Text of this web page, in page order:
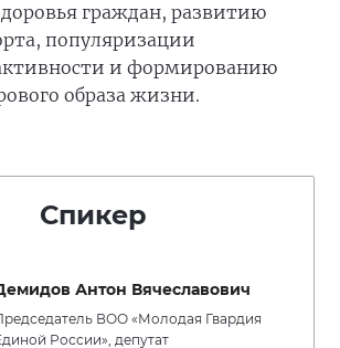
граждан, развитию
популяризации
и формированию
образа жизни.
Спикер
Антон Вячеславович
ВОО «Молодая Гвардия
России», депутат